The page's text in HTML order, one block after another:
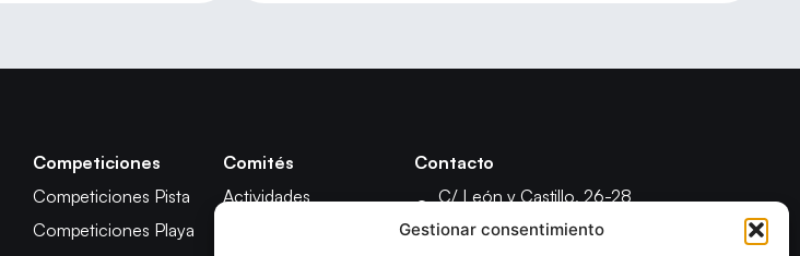
Gestionar consentimiento
Competiciones
Competiciones Pista
Competiciones Playa
Comités
Actividades
Contacto
C/ León y Castillo, 26-28
35003 - Las Palmas de Gran Canaria